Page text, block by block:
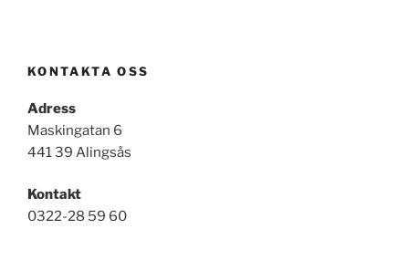
KONTAKTA OSS
Adress
Maskingatan 6
441 39 Alingsås
Kontakt
0322-28 59 60